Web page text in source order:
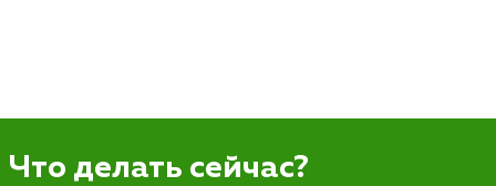
Что делать сейчас?